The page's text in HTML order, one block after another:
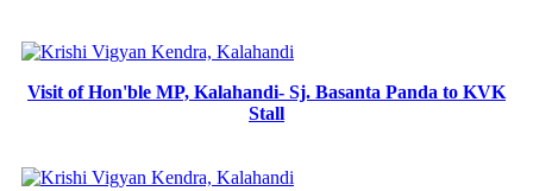
Visit of Hon'ble MP, Kalahandi- Sj. Basanta Panda to KVK
Stall